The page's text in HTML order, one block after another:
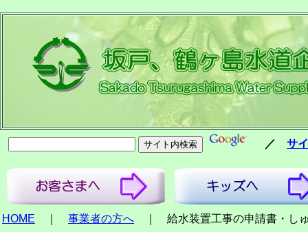
／ サ
HOME 事業者の方へ ｜ 給水装置工事の申請書・し